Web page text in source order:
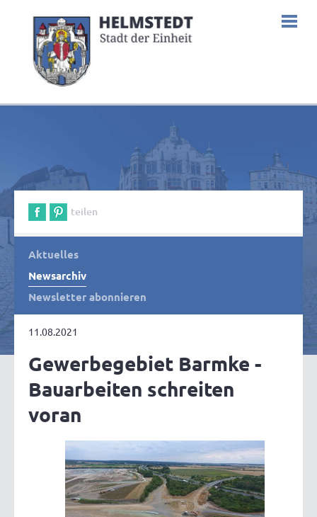
teilen
Aktuelles
Newsarchiv
Newsletter abonnieren
11.08.2021
Gewerbegebiet Barmke -
Bauarbeiten schreiten
voran